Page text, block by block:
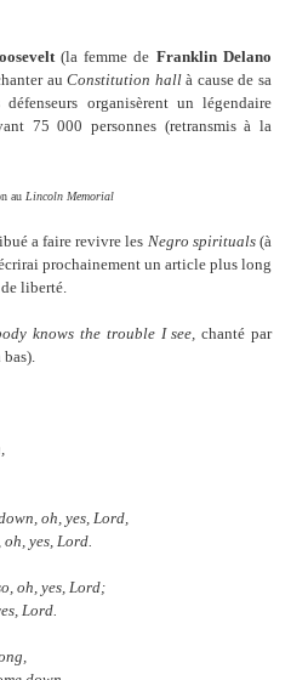
(la femme de Franklin Delano
auConstitution hallà cause de sa
organisèrent un légendaire
75 000 personnes (retransmis à la
au Lincoln Memorial
a faire revivre les Negro spirituals(à
prochainement un article plus long
liberté.
knows the trouble I see,chanté par
bas).
oh, yes, Lord,
yes, Lord.
oh, yes, Lord;
Lord.